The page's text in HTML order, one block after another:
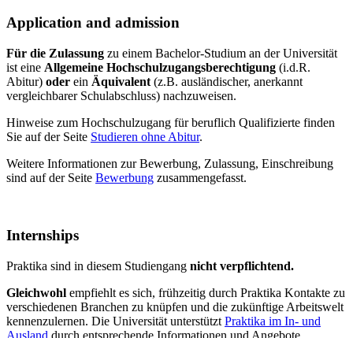
Application and admission
Für die Zulassung zu einem Bachelor-Studium an der Universität
ist eine Allgemeine Hochschulzugangsberechtigung (i.d.R.
Abitur) oder ein Äquivalent (z.B. ausländischer, anerkannt
vergleichbarer Schulabschluss) nachzuweisen.
Hinweise zum Hochschulzugang für beruflich Qualifizierte finden
Sie auf der Seite Studieren ohne Abitur.
Weitere Informationen zur Bewerbung, Zulassung, Einschreibung
sind auf der Seite Bewerbung zusammengefasst.
Internships
Praktika sind in diesem Studiengang nicht verpflichtend.
Gleichwohl empfiehlt es sich, frühzeitig durch Praktika Kontakte zu
verschiedenen Branchen zu knüpfen und die zukünftige Arbeitswelt
kennenzulernen. Die Universität unterstützt Praktika im In- und
Ausland durch entsprechende Informationen und Angebote.